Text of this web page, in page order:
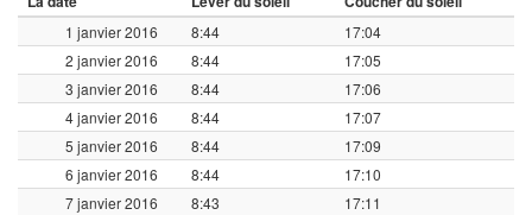
1 janvier 2016 8:44
17:04
2 janvier 2016
8:44
17:05
3 janvier 2016
8:44
17:06
4 janvier 2016
8:44
17:07
5 janvier 2016
8:44
17:09
6 janvier 2016
8:44
17:10
7 janvier 2016
8:43
17:11